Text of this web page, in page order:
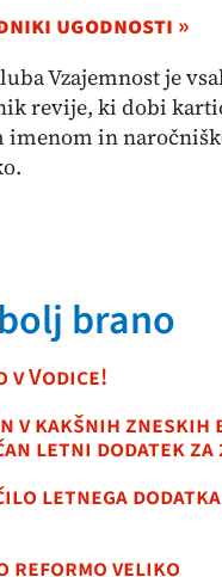
ugodnosti »
Vzajemnost je
revije, ki dobi
imenom in
brano
v Vodice!
v kakšnih zneskih
letni dodatek za
letnega
reformo veliko